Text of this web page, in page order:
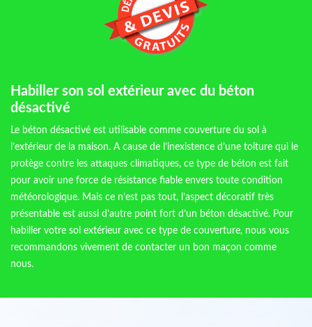
Habiller son sol extérieur avec du béton
désactivé
Le béton désactivé est utilisable comme couverture du sol à
l’extérieur de la maison. A cause de l’inexistence d’une toiture qui le
protège contre les attaques climatiques, ce type de béton est fait
pour avoir une force de résistance fiable envers toute condition
météorologique. Mais ce n’est pas tout, l’aspect décoratif très
présentable est aussi d’autre point fort d’un béton désactivé. Pour
habiller votre sol extérieur avec ce type de couverture, nous vous
recommandons vivement de contacter un bon maçon comme
nous.